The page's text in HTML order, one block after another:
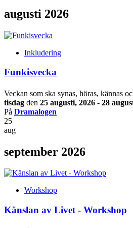
augusti 2026
Inkludering
Funkisvecka
Veckan som ska synas, höras, kännas
tisdag den 25 augusti, 2026 - 28
På Dramalogen
25
aug
september 2026
Workshop
Känslan av Livet - Workshop